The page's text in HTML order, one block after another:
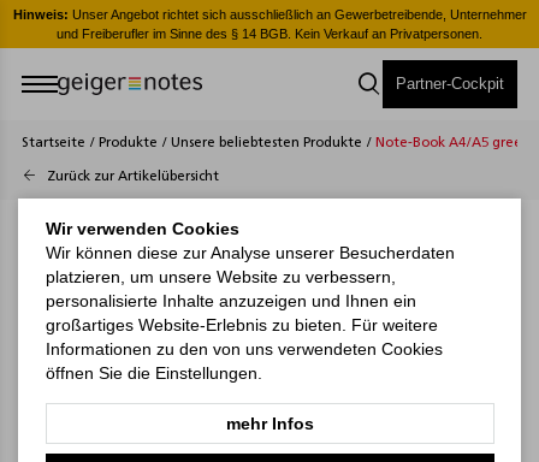
Hinweis: Unser Angebot richtet sich ausschließlich an Gewerbetreibende, Unternehmer
und Freiberufler im Sinne des § 14 BGB. Kein Verkauf an Privatpersonen.
Partner-Cockpit
Startseite / Produkte / Unsere beliebtesten Produkte / Note-Book A4/A5
Zurück zur Artikelübersicht
Wir verwenden Cookies
Wir können diese zur Analyse unserer Besucherdaten
platzieren, um unsere Website zu verbessern,
personalisierte Inhalte anzuzeigen und Ihnen ein
großartiges Website-Erlebnis zu bieten. Für weitere
Informationen zu den von uns verwendeten Cookies
öffnen Sie die Einstellungen.
mehr Infos